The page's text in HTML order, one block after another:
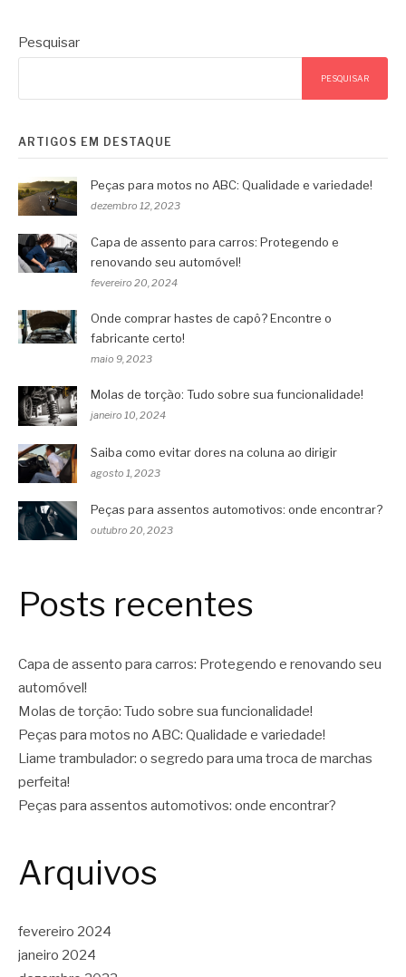
Pesquisar
PESQUISAR
ARTIGOS EM DESTAQUE
Peças para motos no ABC: Qualidade e variedade!
dezembro 12, 2023
Capa de assento para carros: Protegendo e
renovando seu automóvel!
fevereiro 20, 2024
Onde comprar hastes de capô? Encontre o
fabricante certo!
maio 9, 2023
Molas de torção: Tudo sobre sua funcionalidade!
janeiro 10, 2024
Saiba como evitar dores na coluna ao dirigir
agosto 1, 2023
Peças para assentos automotivos: onde encontrar?
outubro 20, 2023
Posts recentes
Capa de assento para carros: Protegendo e renovando seu
automóvel!
Molas de torção: Tudo sobre sua funcionalidade!
Peças para motos no ABC: Qualidade e variedade!
Liame trambulador: o segredo para uma troca de marchas
perfeita!
Peças para assentos automotivos: onde encontrar?
Arquivos
fevereiro 2024
janeiro 2024